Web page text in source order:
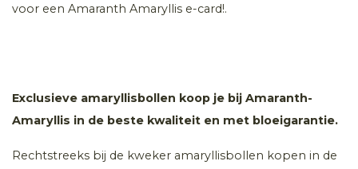
voor een Amaranth Amaryllis e-card!.
Exclusieve amaryllisbollen koop je bij Amaranth-
Amaryllis in de beste kwaliteit en met bloeigarantie.
Rechtstreeks bij de kweker amaryllisbollen kopen in de